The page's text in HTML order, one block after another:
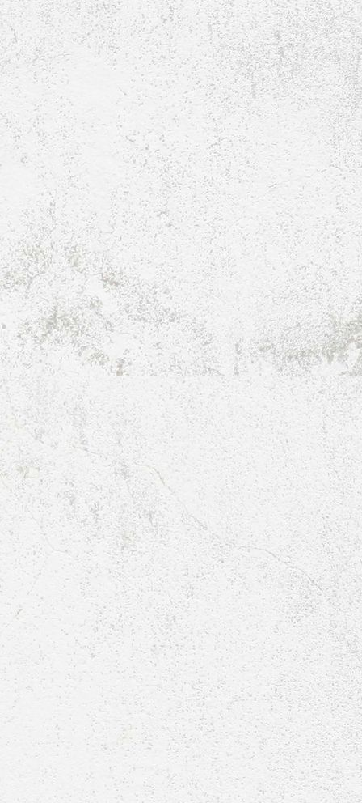
E1-Jugend-2014
E1-Jugend-2012